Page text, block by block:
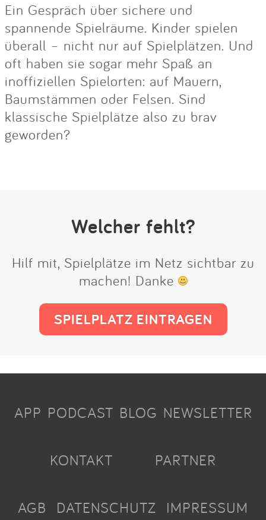
Ein Gespräch über sichere und
spannende Spielräume. Kinder spielen
überall – nicht nur auf Spielplätzen. Und
oft haben sie sogar mehr Spaß an
inoffiziellen Spielorten: auf Mauern,
Baumstämmen oder Felsen. Sind
klassische Spielplätze also zu brav
geworden?
Welcher fehlt?
Hilf mit, Spielplätze im Netz sichtbar zu
machen! Danke
SPIELPLATZ EINTRAGEN
APP PODCAST BLOG NEWSLETTER
KONTAKT PARTNER
AGB DATENSCHUTZ IMPRESSUM